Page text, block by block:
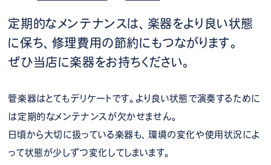
定期的なメンテナンスは、楽器をより良い状態
に保ち、 修理費用の節約にもつながります。
ぜひ当店に楽器をお持ちください。
管楽器はとてもデリケートです。より良い状態で演奏するために
は定期的なメンテナンスが欠かせません。
日頃から大切に扱っている楽器も、環境の変化や使用状況によ
って状態が少しずつ変化してしまいます。